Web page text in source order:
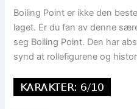
Boiling Point er ikke den
laget. Er du fan av denne
seg Boiling Point. Den har
synd at rollefigurene og